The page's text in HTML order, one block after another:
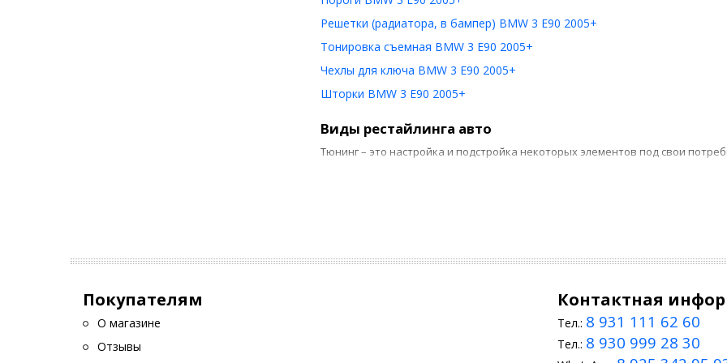
Решетки (радиатора, в бампер) BMW 3 E90 2005+
Тонировка съемная BMW 3 E90 2005+
Чехлы для ключа BMW 3 E90 2005+
Шторки BMW 3 E90 2005+
Виды рестайлинга авто
Тюнинг – это настройка и подстройка некоторых элементов под свои
Простой вариант домашнего тюнинга BMW E90 (2005-2012) – тонировка
оснастить рулевое колесо аэрбегом или преобразить, использовав
светодиодную подсветку. По силам водителю монтаж дефлекторов, оклейка
Покупателям
О магазине
Отзывы
Контактная
Тел.: 8 931 111 62 60
Тел.: 8 930 999 28 30